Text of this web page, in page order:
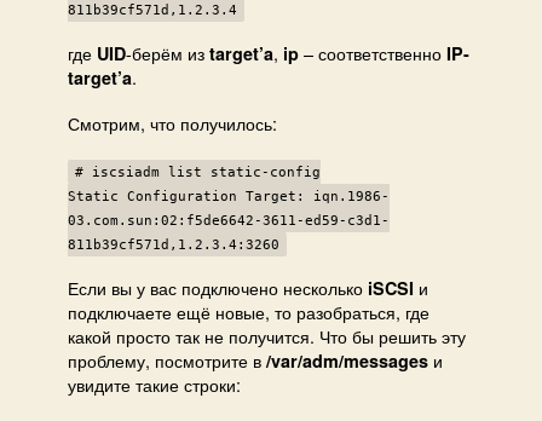
811b39cf571d,1.2.3.4
где UID-берём из target’a, ip – соответственно IP-
target’a.
Смотрим, что получилось:
# iscsiadm list static-config
Static Configuration Target: iqn.1986-
03.com.sun:02:f5de6642-3611-ed59-c3d1-
811b39cf571d,1.2.3.4:3260
Если вы у вас подключено несколько iSCSI и
подключаете ещё новые, то разобраться, где
какой просто так не получится. Что бы решить эту
проблему, посмотрите в /var/adm/messages и
увидите такие строки: